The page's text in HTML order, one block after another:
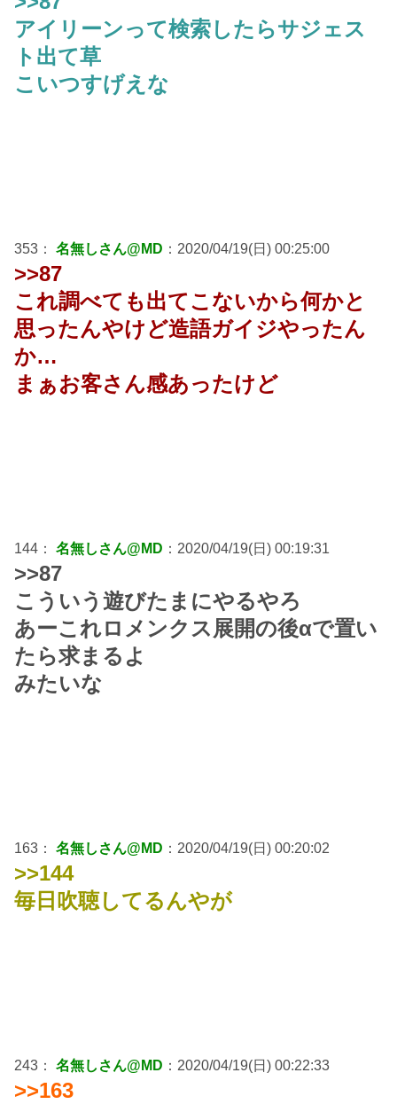
アイリーンって検索したらサジェス
ト出て草
こいつすげえな
353： 名無しさん@MD ：2020/04/19(日) 00:25:00
>>87
これ調べても出てこないから何かと
思ったんやけど造語ガイジやったん
か…
まぁお客さん感あったけど
144： 名無しさん@MD ：2020/04/19(日) 00:19:31
>>87
こういう遊びたまにやるやろ
あーこれロメンクス展開の後αで置い
たら求まるよ
みたいな
163： 名無しさん@MD ：2020/04/19(日) 00:20:02
>>144
毎日吹聴してるんやが
243： 名無しさん@MD ：2020/04/19(日) 00:22:33
>>163